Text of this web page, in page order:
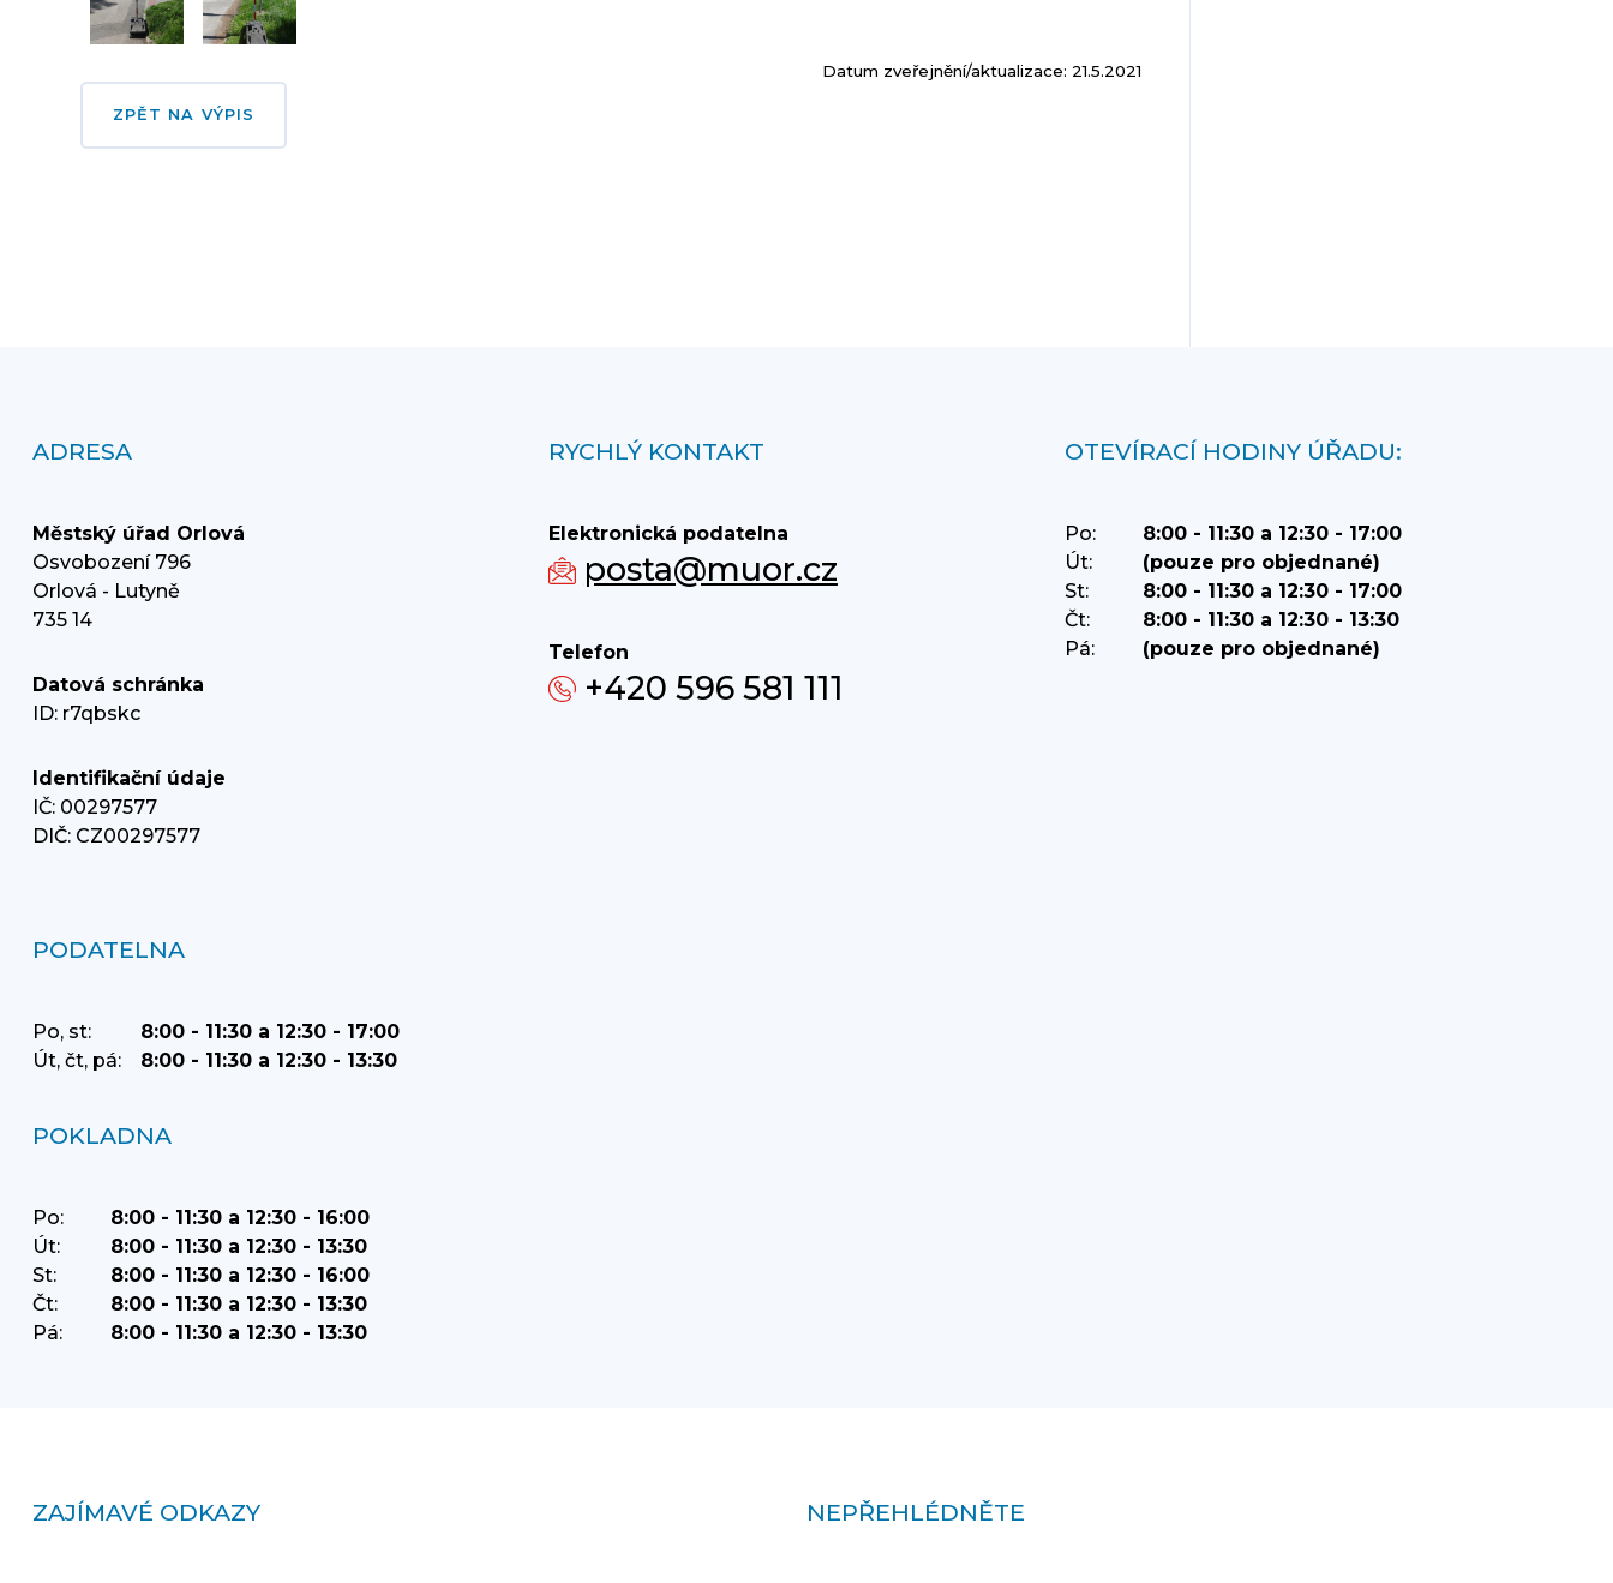
Datum zveřejnění/aktualizace: 21.5.2021
ZPĚT NA VÝPIS
ADRESA
Městský úřad Orlová
Osvobození 796
Orlová - Lutyně
735 14
Datová schránka
ID: r7qbskc
Identifikační údaje
IČ: 00297577
DIČ: CZ00297577
RYCHLÝ KONTAKT
Elektronická podatelna
posta@muor.cz
Telefon
+420 596 581 111
OTEVÍRACÍ HODINY ÚŘADU:
Po:
8:00 - 11:30 a 12:30 - 17:00
Út:
(pouze pro objednané)
St:
8:00 - 11:30 a 12:30 - 17:00
Čt:
8:00 - 11:30 a 12:30 - 13:30
Pá:
(pouze pro objednané)
PODATELNA
Po, st:
8:00 - 11:30 a 12:30 - 17:00
Út, čt, pá:
8:00 - 11:30 a 12:30 - 13:30
POKLADNA
Po:
8:00 - 11:30 a 12:30 - 16:00
Út:
8:00 - 11:30 a 12:30 - 13:30
St:
8:00 - 11:30 a 12:30 - 16:00
Čt:
8:00 - 11:30 a 12:30 - 13:30
Pá:
8:00 - 11:30 a 12:30 - 13:30
ZAJÍMAVÉ ODKAZY NEPŘEHLÉDNĚTE